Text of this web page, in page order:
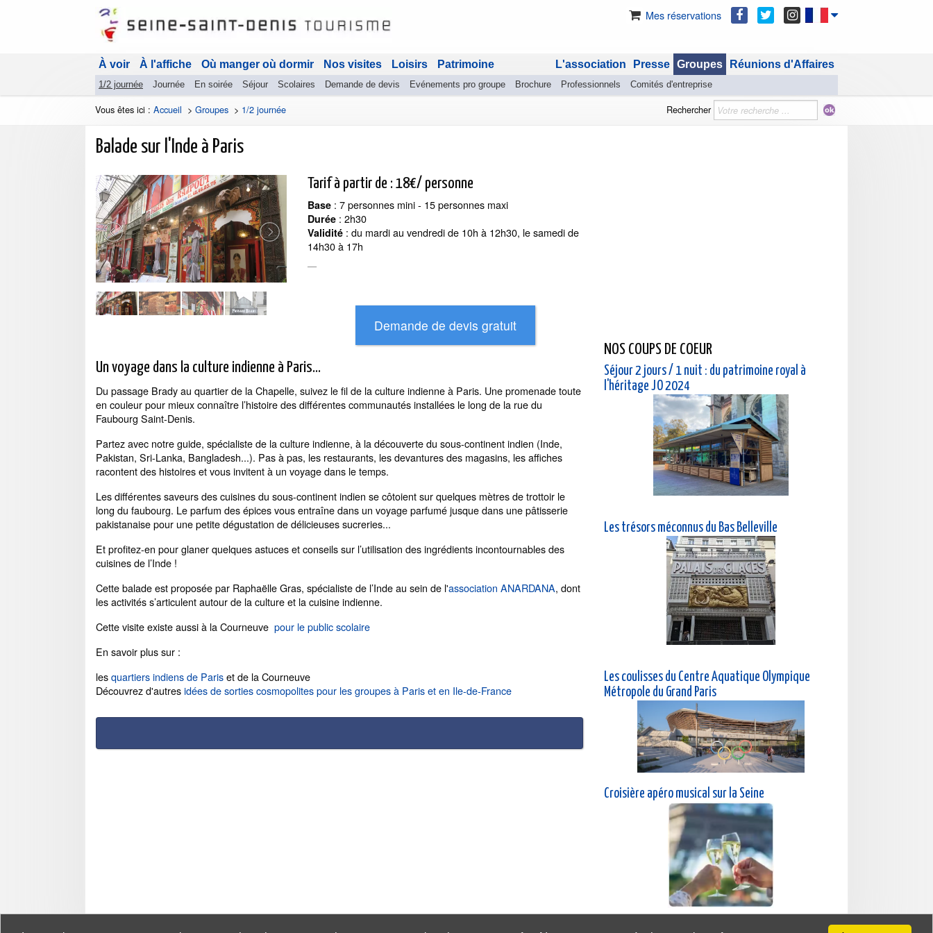
Mes réservations
À voir À l'affiche Où manger où dormir Nos visites Loisirs Patrimoine Réunions d'Affaires
Groupes
1/2 journée Journée En soirée Séjour Scolaires Demande de devis Evénements pro groupe Brochure Professionnels Comités d'entreprise
Presse
L'association
Vous êtes ici : Accueil > Groupes > 1/2 journée Rechercher
Balade sur l'Inde à Paris
Tarif à partir de : 18€/ personne
Base : 7 personnes mini - 15 personnes maxi
Durée : 2h30
Validité : du mardi au vendredi de 10h à 12h30, le samedi de
14h30 à 17h
Un voyage dans la culture indienne à Paris...
Du passage Brady au quartier de la Chapelle, suivez le fil de la culture indienne à Paris. Une promenade toute
en couleur pour mieux connaître l’histoire des différentes communautés installées le long de la rue du
Faubourg Saint-Denis.
Partez avec notre guide, spécialiste de la culture indienne, à la découverte du sous-continent indien (Inde,
Pakistan, Sri-Lanka, Bangladesh...). Pas à pas, les restaurants, les devantures des magasins, les affiches
racontent des histoires et vous invitent à un voyage dans le temps.
Les différentes saveurs des cuisines du sous-continent indien se côtoient sur quelques mètres de trottoir le
long du faubourg. Le parfum des épices vous entraîne dans un voyage parfumé jusque dans une pâtisserie
pakistanaise pour une petite dégustation de délicieuses sucreries...
Et profitez-en pour glaner quelques astuces et conseils sur l’utilisation des ingrédients incontournables des
cuisines de l’Inde !
Cette balade est proposée par Raphaëlle Gras, spécialiste de l’Inde au sein de l'association ANARDANA, dont
les activités s’articulent autour de la culture et la cuisine indienne.
Cette visite existe aussi à la Courneuve pour le public scolaire
En savoir plus sur :
lesquartiers indiens de Pariset de la Courneuve
Découvrez d'autresidées de sorties cosmopolites pour les groupes à Paris et en Ile-de-France
NOS COUPS DE COEUR
Séjour 2 jours / 1 nuit : du patrimoine royal à
l'héritage JO 2024
Les trésors méconnus du Bas Belleville
Les coulisses du Centre Aquatique Olympique
Métropole du Grand Paris
Croisière apéro musical sur la Seine